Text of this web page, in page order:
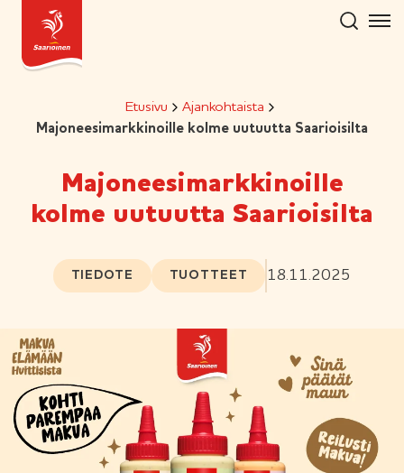
Hyppää
sisältöön
Etusivu
Ajankohtaista
Majoneesimarkkinoille kolme uutuutta Saarioisilta
Majoneesimarkkinoille
kolme uutuutta Saarioisilta
TIEDOTE TUOTTEET 18.11.2025